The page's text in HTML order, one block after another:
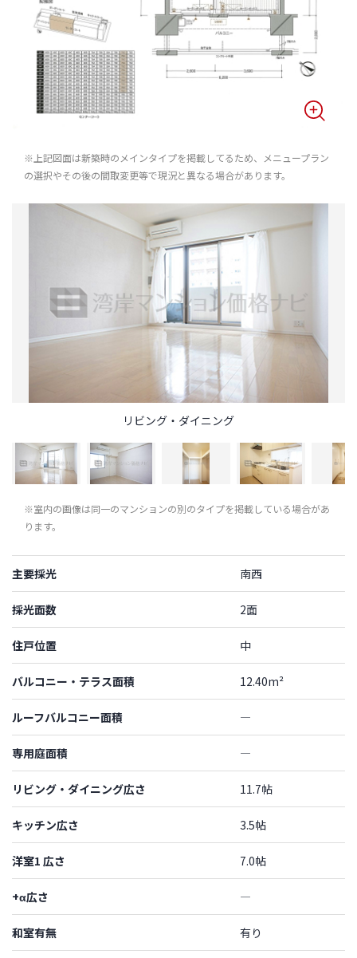
※上記図面は新築時のメインタイプを掲載してるため、メニュープラン
の選択やその後の間取変更等で現況と異なる場合があります。
リビング・ダイニング
※室内の画像は同一のマンションの別のタイプを掲載している場合があ
ります。
主要採光 南西
採光面数 2面
住戸位置 中
バルコニー・テラス面積 12.40m²
ルーフバルコニー面積 ―
専用庭面積 ―
リビング・ダイニング広さ 11.7帖
キッチン広さ 3.5帖
洋室1 広さ 7.0帖
+α広さ ―
和室有無 有り